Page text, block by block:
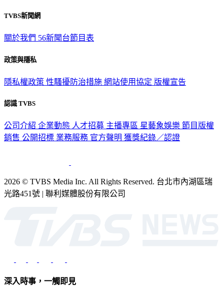
TVBS新聞網
關於我們 56新聞台節目表
政策與隱私
隱私權政策 性騷擾防治措施 網站使用協定 版權宣告
認識 TVBS
公司介紹 企業動態 人才招募 主播專區 星藝象娛樂 節目版權
銷售 公開招標 業務服務 官方聲明 獲獎紀錄／認證
2026 © TVBS Media Inc. All Rights Reserved. 台北市內湖區瑞
光路451號 | 聯利媒體股份有限公司
深入時事，一觸即見